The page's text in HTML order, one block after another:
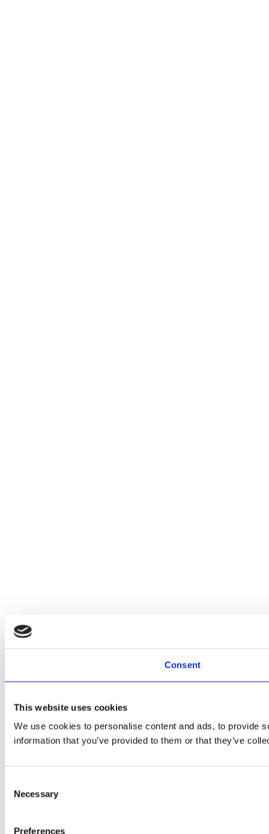
Consent
This website uses cookies
We use cookies to personalise content and ads, to provide
information that you’ve provided to them or that they’ve
Selection
Necessary
Preferences